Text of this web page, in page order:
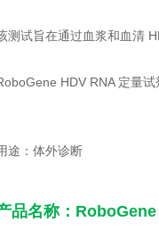
测试旨在通过血浆和血清
HDV RNA 定量
途：体外诊断
品名称： RoboGene